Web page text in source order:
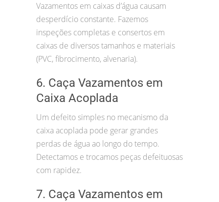
Vazamentos em caixas d’água causam
desperdício constante. Fazemos
inspeções completas e consertos em
caixas de diversos tamanhos e materiais
(PVC, fibrocimento, alvenaria).
6. Caça Vazamentos em
Caixa Acoplada
Um defeito simples no mecanismo da
caixa acoplada pode gerar grandes
perdas de água ao longo do tempo.
Detectamos e trocamos peças defeituosas
com rapidez.
7. Caça Vazamentos em